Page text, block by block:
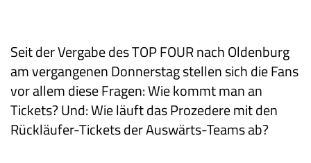
Seit der Vergabe des TOP FOUR nach Oldenburg
am vergangenen Donnerstag stellen sich die Fans
vor allem diese Fragen: Wie kommt man an
Tickets? Und: Wie läuft das Prozedere mit den
Rückläufer-Tickets der Auswärts-Teams ab?